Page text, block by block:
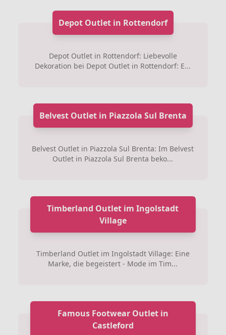
Depot Outlet in Rottendorf
Depot Outlet in Rottendorf: Liebevolle
Dekoration bei Depot Outlet in Rottendorf: E...
Belvest Outlet in Piazzola Sul Brenta
Belvest Outlet in Piazzola Sul Brenta: Im Belvest
Outlet in Piazzola Sul Brenta beko...
Timberland Outlet im Ingolstadt
Village
Timberland Outlet im Ingolstadt Village: Eine
Marke, die begeistert - Mode im Tim...
Famous Footwear Outlet in
Castleford